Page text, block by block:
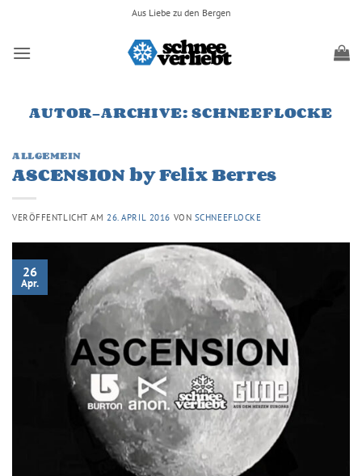
springen
Aus Liebe zu den Bergen
AUTOR-ARCHIVE:SCHNEEFLOCKE
ALLGEMEIN
ASCENSION by Felix Berres
VERÖFFENTLICHT AM 26. APRIL 2016 VON SCHNEEFLOCKE
26
Apr.